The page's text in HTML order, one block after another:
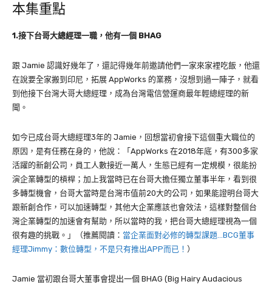
本集重點
1.接下台哥大總經理一職，他有一個 BHAG
跟 Jamie 認識好幾年了，還記得幾年前邀請他們一家來家裡吃飯，他還
在說要全家搬到印尼，拓展 AppWorks 的業務，沒想到過一陣子，就看
到他接下台灣大哥大總經理，成為台灣電信營運商最年輕總經理的新
聞。
如今已成台哥大總經理3年的 Jamie，回想當初會接下這個重大職位的
原因，是有任務在身的，他說：「AppWorks 在2018年底，有300多家
活躍的新創公司，員工人數接近一萬人，生態已經有一定規模，很能扮
演企業轉型的槓桿；加上我當時已在台哥大擔任獨立董事半年，看到很
多轉型機會，台哥大當時是台灣市值前20大的公司，如果能證明台哥大
跟新創合作，可以加速轉型，其他大企業應該也會效法，這樣對整個台
灣企業轉型的加速會有幫助，所以當時的我，把台哥大總經理視為一個
很有趣的挑戰。」（推薦閱讀： 當企業面對必修的轉型課題…BCG董事
經理Jimmy：數位轉型，不是只有推出APP而已！ ）
Jamie 當初跟台哥大董事會提出一個 BHAG (Big Hairy Audacious